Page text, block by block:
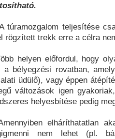
teljesítése
rögzített trekk erre a célra
helyen előfordul, hogy
a bélyegzési rovatban,
üdülő), vagy éppen
változások igen
helyesbítése pedig
elháríthatatlan
nem lehet (pl.